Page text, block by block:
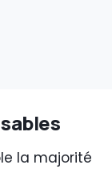
la majorité